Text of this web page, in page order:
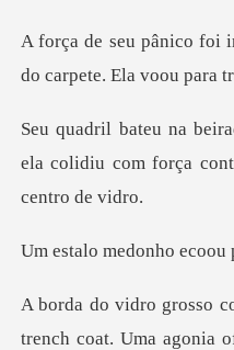
d
ela colidiu com força
edonho ecoo
trench coat. Uma agonia